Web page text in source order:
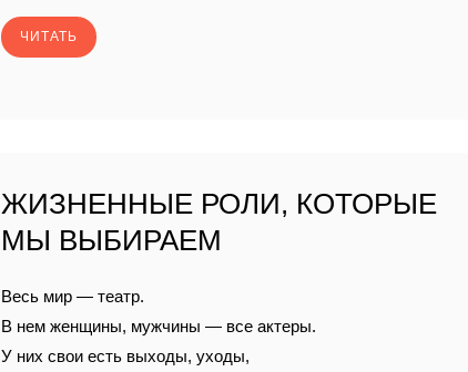
ЧИТАТЬ
ЖИЗНЕННЫЕ РОЛИ, КОТОРЫЕ
МЫ ВЫБИРАЕМ
Весь мир — театр.
В нем женщины, мужчины — все актеры.
У них свои есть выходы, уходы,